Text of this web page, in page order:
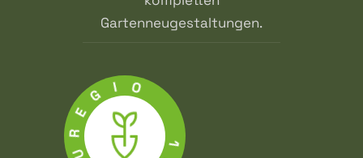
Gartenneugestaltungen.
1
U
R
E
G O